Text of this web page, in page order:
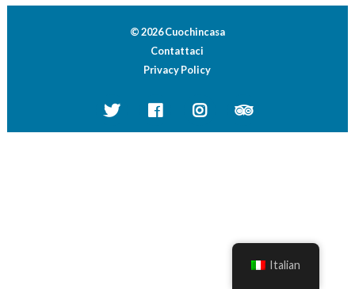
© 2026 Cuochincasa
Contattaci
Privacy Policy
Italian